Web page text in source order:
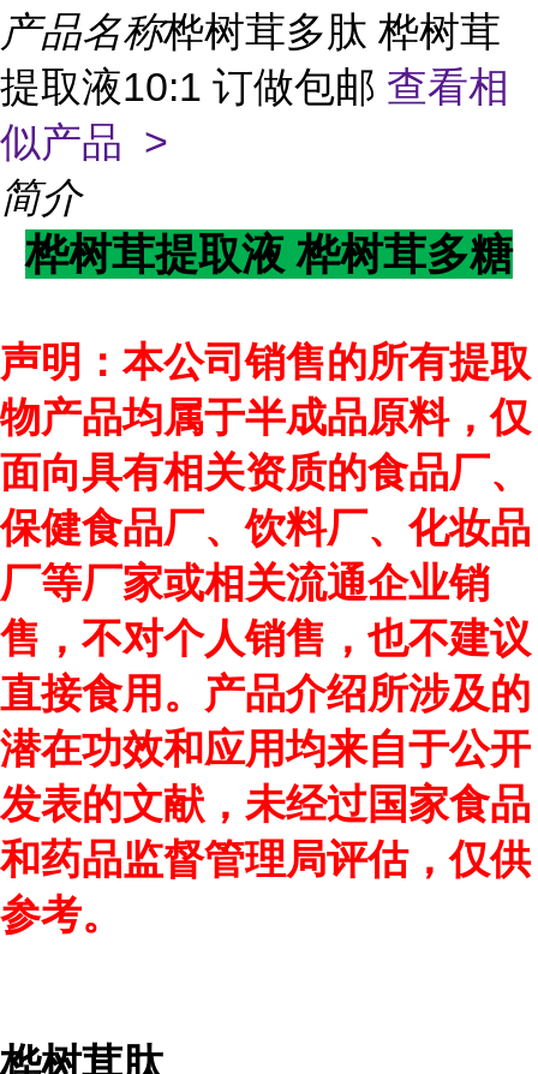
产品名称桦树茸多肽 桦树茸
提取液10:1 订做包邮 查看相
似产品 >
简介
桦树茸提取液 桦树茸多糖
声明：本公司销售的所有提取
物产品均属于半成品原料，仅
面向具有相关资质的食品厂、
保健食品厂、饮料厂、化妆品
厂等厂家或相关流通企业销
售，不对个人销售，也不建议
直接食用。产品介绍所涉及的
潜在功效和应用均来自于公开
发表的文献，未经过国家食品
和药品监督管理局评估，仅供
参考。
桦树茸肽